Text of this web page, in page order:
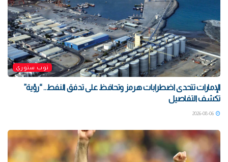
توب ستوري
الإمارات تتحدى اضطرابات هرمز وتحافظ على تدفق النفط.. “رؤية”
تكشف التفاصيل